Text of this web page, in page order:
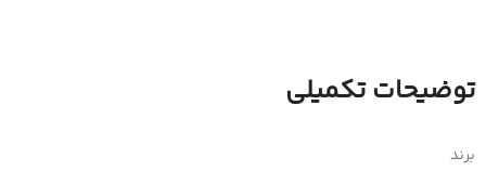
توضیحات تکمیلی
برند